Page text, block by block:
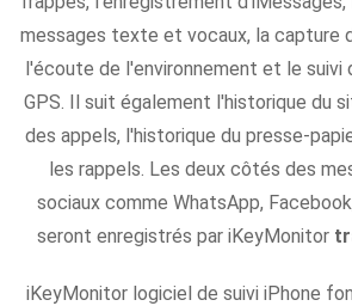
messages texte et vocaux, la capture
l'écoute de l'environnement et le suivi
GPS. Il suit également l'historique du
des appels, l'historique du presse-
les rappels. Les deux côtés des
sociaux comme WhatsApp,
seront enregistrés par iKeyMonitor
iKeyMonitor logiciel de suivi iPhone